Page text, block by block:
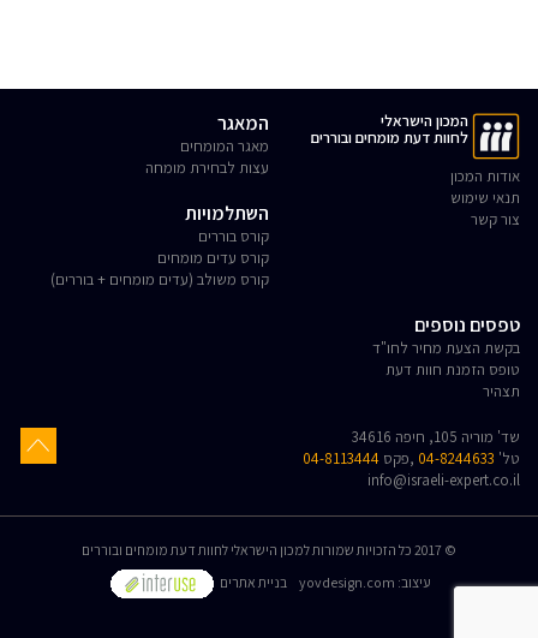
המכון הישראלי
לחוות דעת מומחים ובוררים
אודות המכון
תנאי שימוש
צור קשר
המאגר
מאגר המומחים
עצות לבחירת מומחה
השתלמויות
קורס בוררים
קורס עדים מומחים
קורס משולב (עדים מומחים + בוררים)
טפסים נוספים
בקשת הצעת מחיר לחו"ד
טופס הזמנת חוות דעת
תצהיר
שד' מוריה 105, חיפה 34616
טל' 04-8244633 ,פקס 04-8113444
info@israeli-expert.co.il
© 2017 כל הזכויות שמורות למכון הישראלי לחוות דעת מומחים ובוררים
בניית אתרים
yovdesign.com :עיצוב